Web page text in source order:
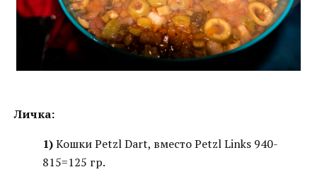
Личка:
1)Кошки Petzl Dart, вместо Petzl Links 940-
815=125 гр.